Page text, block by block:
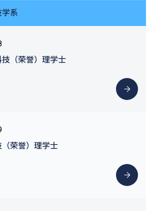
系
（荣誉）理学士
荣誉）理学士